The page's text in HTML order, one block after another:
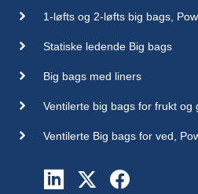
1-løfts og 2-løfts big bags,
Statiske ledende Big bags
Big bags med liners
Ventilerte big bags for frukt
Ventilerte Big bags for ved,